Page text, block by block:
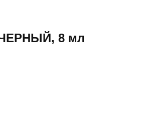
ЧЕРНЫЙ, 8 мл